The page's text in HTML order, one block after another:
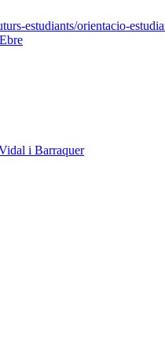
estudiants/orientacio-
i Barraquer